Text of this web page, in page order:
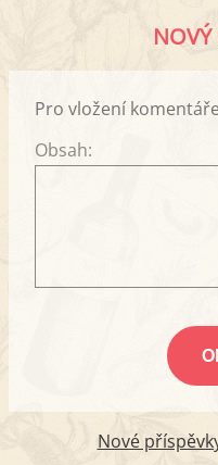
Pro vložení
Obsah:
Nové